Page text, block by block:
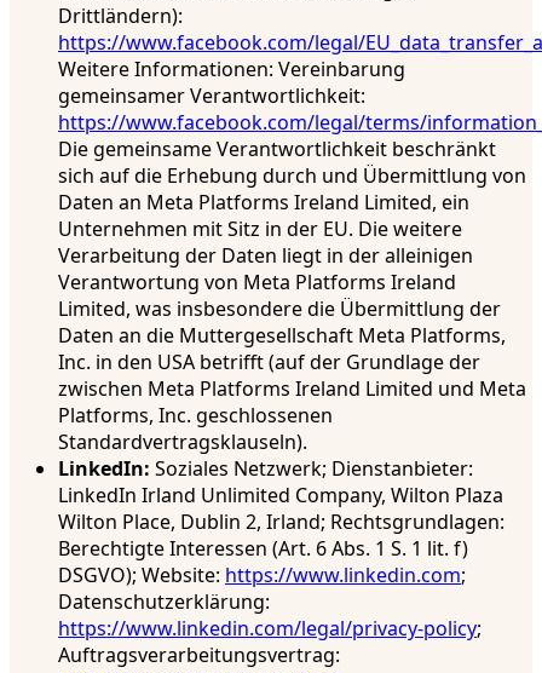
Drittländern):
https://www.facebook.com/legal/
Weitere Informationen: Vereinbarung
gemeinsamer Verantwortlichkeit:
https://www.facebook.com/legal/terms/
Die gemeinsame Verantwortlichkeit beschränkt
sich auf die Erhebung durch und Übermittlung von
Daten an Meta Platforms Ireland Limited, ein
Unternehmen mit Sitz in der EU. Die weitere
Verarbeitung der Daten liegt in der alleinigen
Verantwortung von Meta Platforms Ireland
Limited, was insbesondere die Übermittlung der
Daten an die Muttergesellschaft Meta Platforms,
Inc. in den USA betrifft (auf der Grundlage der
zwischen Meta Platforms Ireland Limited und Meta
Platforms, Inc. geschlossenen
Standardvertragsklauseln).
LinkedIn: Soziales Netzwerk; Dienstanbieter:
LinkedIn Irland Unlimited Company, Wilton Plaza
Wilton Place, Dublin 2, Irland; Rechtsgrundlagen:
Berechtigte Interessen (Art. 6 Abs. 1 S. 1 lit. f)
DSGVO); Website: https://www.linkedin.com;
Datenschutzerklärung:
https://www.linkedin.com/legal/privacy-policy;
Auftragsverarbeitungsvertrag: